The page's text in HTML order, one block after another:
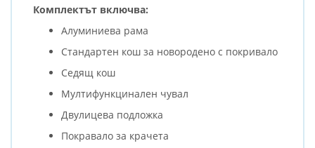
Комплектът включва:
Алуминиева рама
Стандартен кош за новородено с покривало
Седящ кош
Мултифункцинален чувал
Двулицева подложка
Покравало за крачета